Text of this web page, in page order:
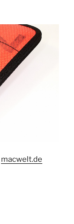
macwelt.de